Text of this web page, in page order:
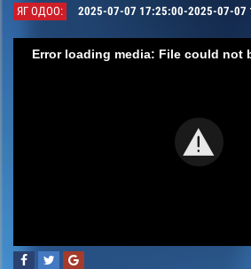
ЯГ ОДОО: 2025-07-07 17:25:00-2025-07-07
Error loading media: File could not